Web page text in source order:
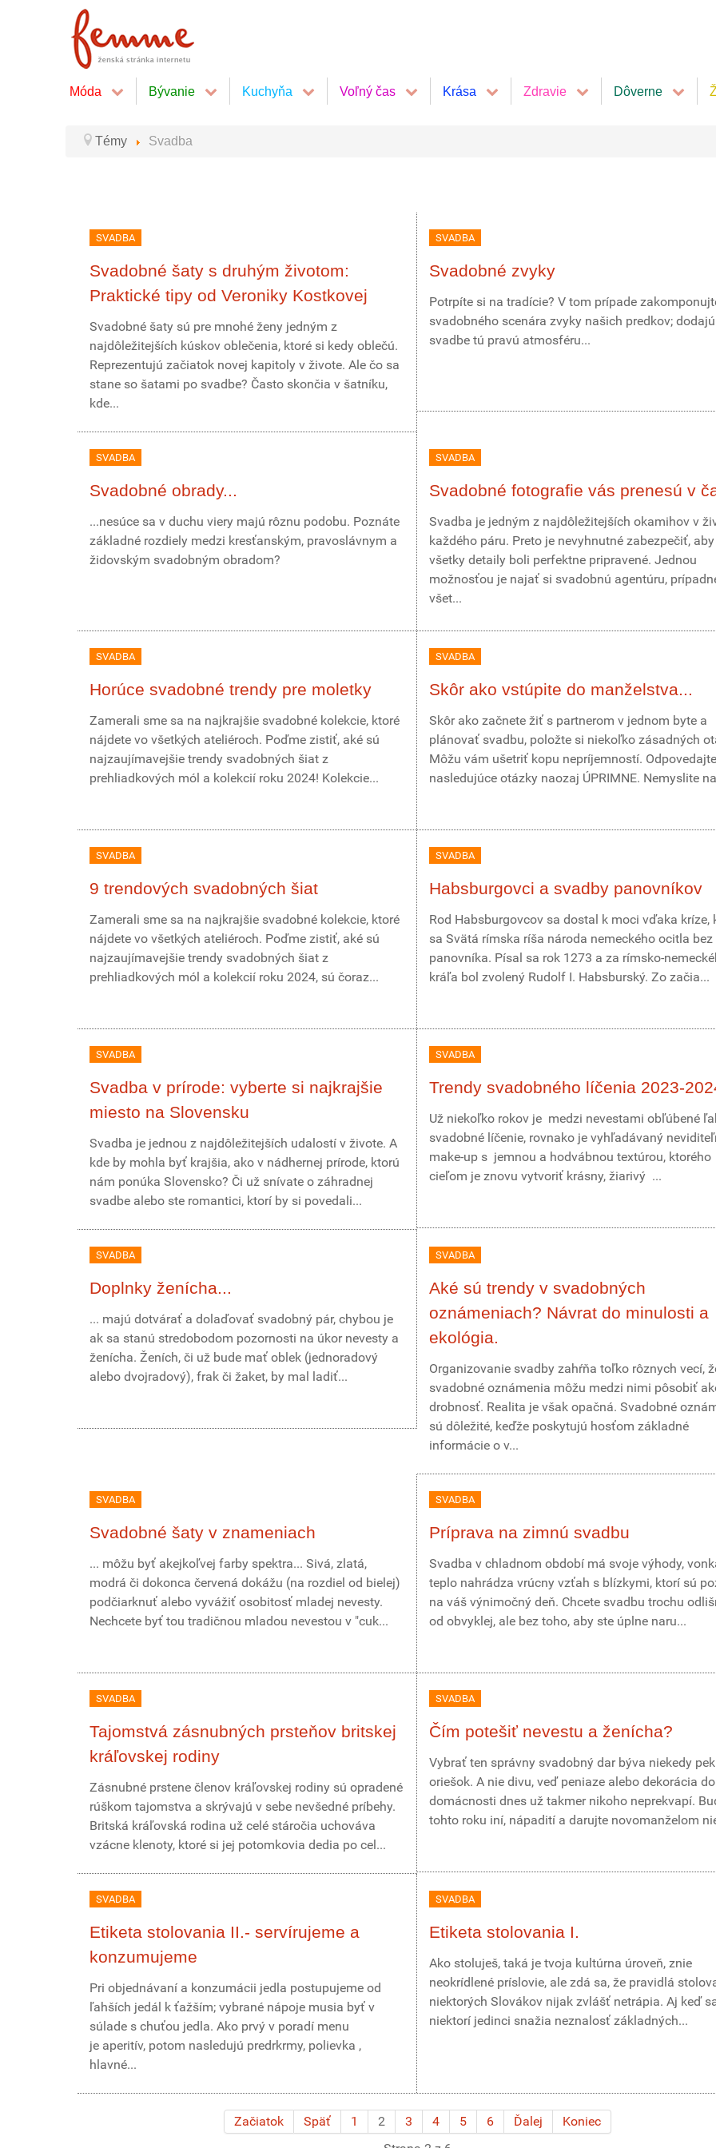
Móda Bývanie Kuchyňa Voľný čas Krása Zdravie Dôverne
Témy Svadba
SVADBA
Svadobné šaty s druhým životom:
Praktické tipy od Veroniky Kostkovej
Svadobné šaty sú pre mnohé ženy jedným z
najdôležitejších kúskov oblečenia, ktoré si kedy oblečú.
Reprezentujú začiatok novej kapitoly v živote. Ale čo sa
stane so šatami po svadbe? Často skončia v šatníku,
kde...
SVADBA
Svadobné zvyky
Potrpíte si na tradície? V tom prípade
svadobného scenára zvyky našich predkov; dodajú
svadbe tú pravú atmosféru...
SVADBA
Svadobné obrady...
...nesúce sa v duchu viery majú rôznu podobu. Poznáte
základné rozdiely medzi kresťanským, pravoslávnym a
židovským svadobným obradom?
SVADBA
Svadobné fotografie vás prenesú v
Svadba je jedným z najdôležitejších okamihov v
každého páru. Preto je nevyhnutné zabezpečiť, aby
všetky detaily boli perfektne pripravené. Jednou
možnosťou je najať si svadobnú agentúru,
všet...
SVADBA
Horúce svadobné trendy pre moletky
Zamerali sme sa na najkrajšie svadobné kolekcie, ktoré
nájdete vo všetkých ateliéroch. Poďme zistiť, aké sú
najzaujímavejšie trendy svadobných šiat z
prehliadkových mól a kolekcií roku 2024! Kolekcie...
SVADBA
Skôr ako vstúpite do manželstva...
Skôr ako začnete žiť s partnerom v jednom byte a
plánovať svadbu, položte si niekoľko zásadných
Môžu vám ušetriť kopu nepríjemností.
nasledujúce otázky naozaj ÚPRIMNE. Nemyslite
SVADBA
9 trendových svadobných šiat
Zamerali sme sa na najkrajšie svadobné kolekcie, ktoré
nájdete vo všetkých ateliéroch. Poďme zistiť, aké sú
najzaujímavejšie trendy svadobných šiat z
prehliadkových mól a kolekcií roku 2024, sú čoraz...
SVADBA
Habsburgovci a svadby panovníkov
Rod Habsburgovcov sa dostal k moci vďaka kríze,
sa Svätá rímska ríša národa nemeckého ocitla bez
panovníka. Písal sa rok 1273 a za rímsko-
kráľa bol zvolený Rudolf I. Habsburský. Zo začia...
SVADBA
Svadba v prírode: vyberte si najkrajšie
miesto na Slovensku
Svadba je jednou z najdôležitejších udalostí v živote. A
kde by mohla byť krajšia, ako v nádhernej prírode, ktorú
nám ponúka Slovensko? Či už snívate o záhradnej
svadbe alebo ste romantici, ktorí by si povedali...
SVADBA
Trendy svadobného líčenia 2023-
Už niekoľko rokov je medzi nevestami obľúbené
svadobné líčenie, rovnako je vyhľadávaný
make-up s jemnou a hodvábnou textúrou, ktorého
cieľom je znovu vytvoriť krásny, žiarivý ...
SVADBA
Doplnky ženícha...
... majú dotvárať a dolaďovať svadobný pár, chybou je
ak sa stanú stredobodom pozornosti na úkor nevesty a
ženícha. Ženích, či už bude mať oblek (jednoradový
alebo dvojradový), frak či žaket, by mal ladiť...
SVADBA
Aké sú trendy v svadobných
oznámeniach? Návrat do minulosti a
ekológia.
Organizovanie svadby zahŕňa toľko rôznych vecí,
svadobné oznámenia môžu medzi nimi pôsobiť
drobnosť. Realita je však opačná. Svadobné
sú dôležité, keďže poskytujú hosťom základné
informácie o v...
SVADBA
Svadobné šaty v znameniach
... môžu byť akejkoľvej farby spektra... Sivá, zlatá,
modrá či dokonca červená dokážu (na rozdiel od bielej)
podčiarknuť alebo vyvážiť osobitosť mladej nevesty.
Nechcete byť tou tradičnou mladou nevestou v "cuk...
SVADBA
Príprava na zimnú svadbu
Svadba v chladnom období má svoje výhody,
teplo nahrádza vrúcny vzťah s blízkymi, ktorí sú
na váš výnimočný deň. Chcete svadbu trochu
od obvyklej, ale bez toho, aby ste úplne naru...
SVADBA
Tajomstvá zásnubných prsteňov britskej
kráľovskej rodiny
Zásnubné prstene členov kráľovskej rodiny sú opradené
rúškom tajomstva a skrývajú v sebe nevšedné príbehy.
Britská kráľovská rodina už celé stáročia uchováva
vzácne klenoty, ktoré si jej potomkovia dedia po cel...
SVADBA
Čím potešiť nevestu a ženícha?
Vybrať ten správny svadobný dar býva niekedy
oriešok. A nie divu, veď peniaze alebo dekorácia do
domácnosti dnes už takmer nikoho neprekvapí.
tohto roku iní, nápadití a darujte novomanželom
SVADBA
Etiketa stolovania II.- servírujeme a
konzumujeme
Pri objednávaní a konzumácii jedla postupujeme od
ľahších jedál k ťažším; vybrané nápoje musia byť v
súlade s chuťou jedla. Ako prvý v poradí menu
je aperitív, potom nasledujú predrkrmy, polievka ,
hlavné...
SVADBA
Etiketa stolovania I.
Ako stoluješ, taká je tvoja kultúrna úroveň, znie
neokrídlené príslovie, ale zdá sa, že pravidlá
niektorých Slovákov nijak zvlášť netrápia. Aj keď
niektorí jedinci snažia neznalosť základných...
Začiatok Späť 1 2 3 4 5 6 Ďalej
Koniec